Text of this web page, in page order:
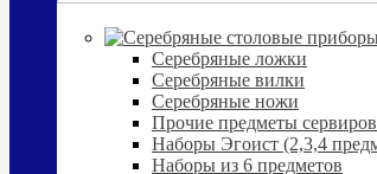
Серебряные ложки
Серебряные вилки
Серебряные ножи
Прочие предметы
Наборы Эгоист (2,3,4
Наборы из 6 предметов